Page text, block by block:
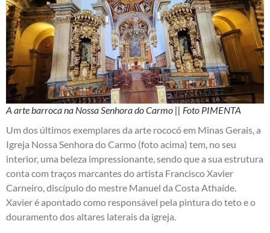
A arte barroca na Nossa Senhora do Carmo || Foto PIMENTA
Um dos últimos exemplares da arte rococó em Minas Gerais, a
Igreja Nossa Senhora do Carmo (foto acima) tem, no seu
interior, uma beleza impressionante, sendo que a sua estrutura
conta com traços marcantes do artista Francisco Xavier
Carneiro, discípulo do mestre Manuel da Costa Athaíde.
Xavier é apontado como responsável pela pintura do teto e o
douramento dos altares laterais da igreja.